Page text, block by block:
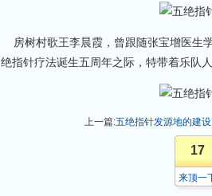
房树村歌王李晨霞，曾跟随张宝增医生
绝指针疗法诞生五周年之际，特带着乐队
上一篇:五绝指针发源地的建
17
来顶一